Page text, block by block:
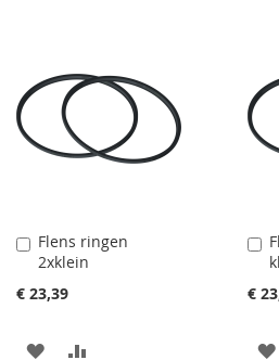
Flens ringen
2xklein
€ 23,39
In
Winkelwagen
VOEG
€
In